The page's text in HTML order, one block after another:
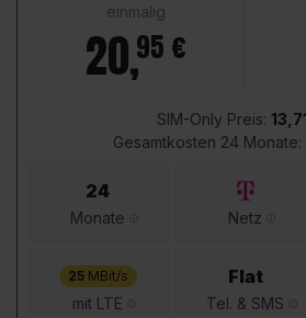
einmalig
20,95 €
SIM-Only Preis:
Gesamtkosten 24 Monate:
24
Monate Netz
25MBit/s
mit LTE
Flat
Tel. & SMS